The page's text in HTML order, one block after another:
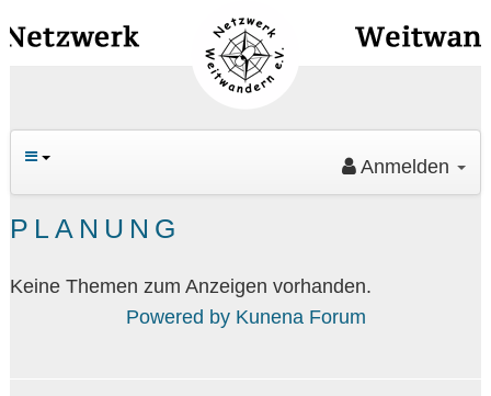
Anmelden
PLANUNG
Keine Themen zum Anzeigen vorhanden.
Powered by Kunena Forum